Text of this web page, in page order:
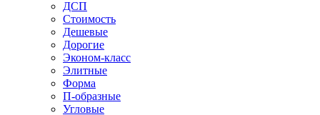
ДСП
Стоимость
Дешевые
Дорогие
Эконом-класс
Элитные
Форма
П-образные
Угловые